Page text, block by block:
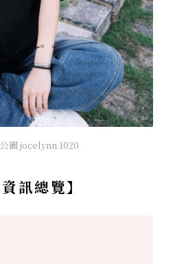
園 jocelynn.1020
訊總覽】